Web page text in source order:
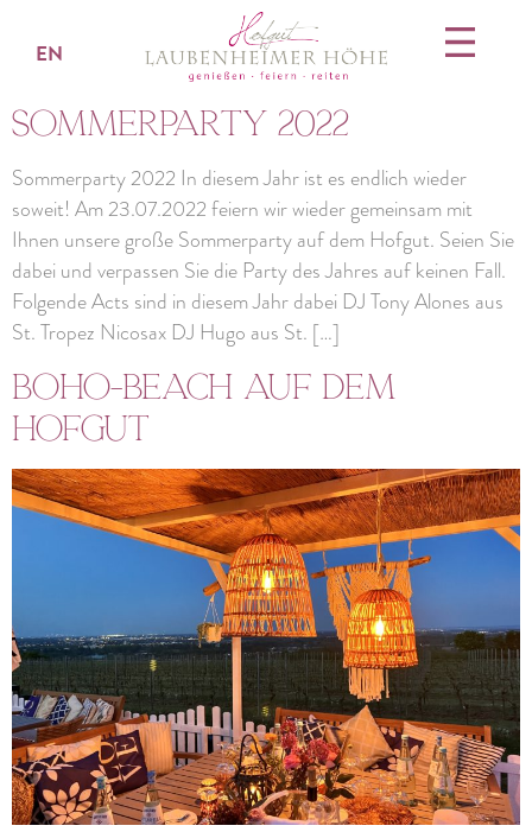
EN
Sommerparty 2022
Sommerparty 2022 In diesem Jahr ist es endlich wieder
soweit! Am 23.07.2022 feiern wir wieder gemeinsam mit
Ihnen unsere große Sommerparty auf dem Hofgut. Seien Sie
dabei und verpassen Sie die Party des Jahres auf keinen Fall.
Folgende Acts sind in diesem Jahr dabei DJ Tony Alones aus
St. Tropez Nicosax DJ Hugo aus St. […]
Boho-Beach auf dem
Hofgut